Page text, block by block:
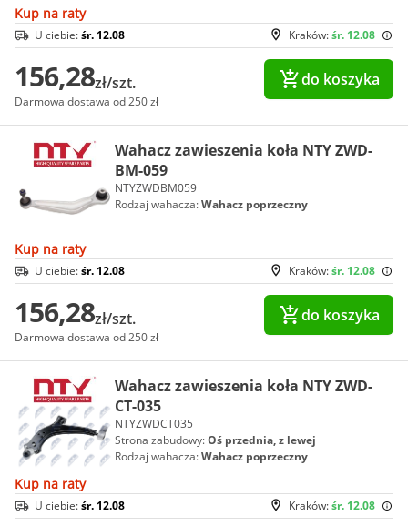
Kup na raty
Kraków:śr. 12.08
U ciebie:śr. 12.08
156,28zł/szt.
Darmowa dostawa od 250 zł
do koszyka
Wahacz zawieszenia koła NTY ZWD-
BM-059
NTYZWDBM059
Rodzaj wahacza:Wahacz poprzeczny
Kup na raty
Kraków:śr. 12.08
U ciebie:śr. 12.08
156,28zł/szt.
Darmowa dostawa od 250 zł
do koszyka
Wahacz zawieszenia koła NTY ZWD-
CT-035
NTYZWDCT035
Strona zabudowy:Oś przednia, z lewej
Rodzaj wahacza:Wahacz poprzeczny
Kup na raty
Kraków:śr. 12.08
U ciebie:śr. 12.08